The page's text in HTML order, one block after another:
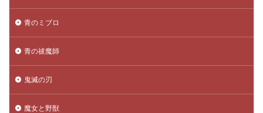
青のミブロ
青の祓魔師
鬼滅の刃
魔女と野獣